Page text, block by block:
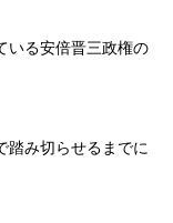
いる安倍晋三政権の
踏み切らせるまでに